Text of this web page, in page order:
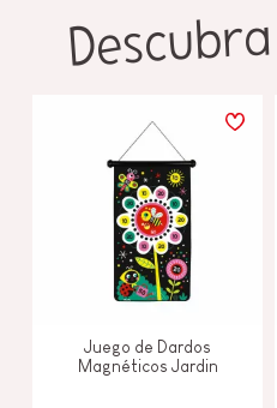
Juego de Dardos
Magnéticos Jardin